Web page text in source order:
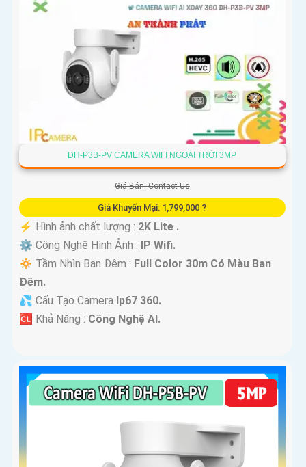
DH-P3B-PV CAMERA WIFI NGOÀI TRỜI 3MP
Giá Bán: Contact Us
Giá Khuyến Mại: 1,799,000 ?
️⚡ Hình ảnh chất lượng : 2K Lite .
⚙ Công Nghệ Hình Ảnh :
IP Wifi.
🔅 Tầm Nhìn Ban Đêm : Full Color 30m Có Màu Ban
Ðêm.
💦 Cấu Tạo Camera Ip67 360.
️🆑 Khả Năng : Công Nghệ AI.